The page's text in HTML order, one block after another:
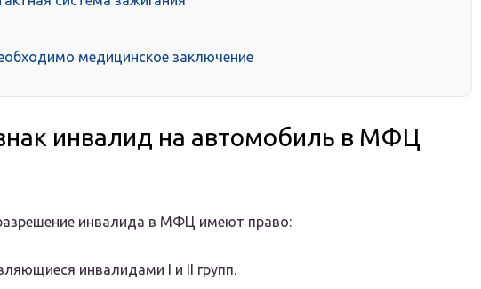
медицинское заключение
инвалид на автомобиль в МФЦ
инвалида в МФЦ имеют право:
инвалидами I и II групп.